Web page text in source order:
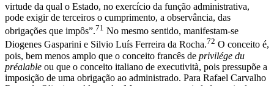
virtude da qual o Estado, no exercício da função administrativa,
pode exigir de terceiros o cumprimento, a observância, das
obrigações que impôs”.71 No mesmo sentido, manifestam-se
Diogenes Gasparini e Silvio Luís Ferreira da Rocha.72 O conceito é,
pois, bem menos amplo que o conceito francês de privilége du
préalable ou que o conceito italiano de executività, pois pressupõe a
imposição de uma obrigação ao administrado. Para Rafael Carvalho